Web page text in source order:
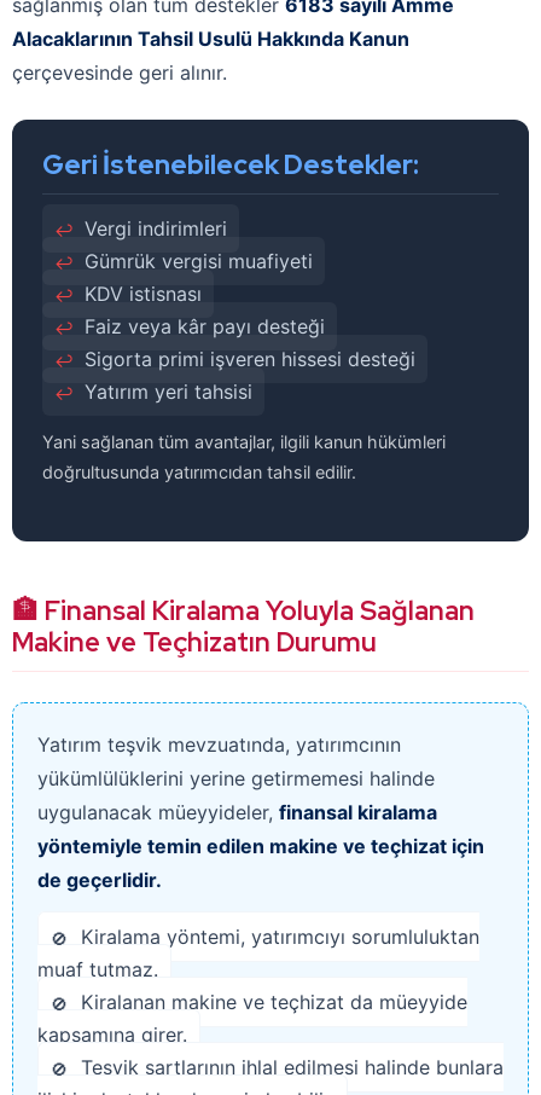
sağlanmış olan tüm destekler 6183 sayılı Amme
Alacaklarının Tahsil Usulü Hakkında Kanun
çerçevesinde geri alınır.
Geri İstenebilecek Destekler:
Vergi indirimleri
Gümrük vergisi muafiyeti
KDV istisnası
Faiz veya kâr payı desteği
Sigorta primi işveren hissesi desteği
Yatırım yeri tahsisi
Yani sağlanan tüm avantajlar, ilgili kanun hükümleri
doğrultusunda yatırımcıdan tahsil edilir.
🏦 Finansal Kiralama Yoluyla Sağlanan
Makine ve Teçhizatın Durumu
Yatırım teşvik mevzuatında, yatırımcının
yükümlülüklerini yerine getirmemesi halinde
uygulanacak müeyyideler, finansal kiralama
yöntemiyle temin edilen makine ve teçhizat için
de geçerlidir.
Kiralama yöntemi, yatırımcıyı sorumluluktan
muaf tutmaz.
Kiralanan makine ve teçhizat da müeyyide
kapsamına girer.
Teşvik şartlarının ihlal edilmesi halinde bunlara